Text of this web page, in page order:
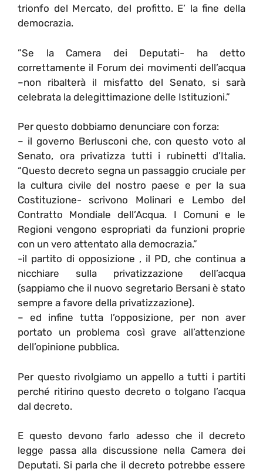
trionfo del Mercato, del profitto. E’ la fine della
democrazia.
”Se la Camera dei Deputati- ha detto
correttamente il Forum dei movimenti dell’acqua
–non ribalterà il misfatto del Senato, si sarà
celebrata la delegittimazione delle Istituzioni.”
Per questo dobbiamo denunciare con forza:
– il governo Berlusconi che, con questo voto al
Senato, ora privatizza tutti i rubinetti d’Italia.
“Questo decreto segna un passaggio cruciale per
la cultura civile del nostro paese e per la sua
Costituzione- scrivono Molinari e Lembo del
Contratto Mondiale dell’Acqua. I Comuni e le
Regioni vengono espropriati da funzioni proprie
con un vero attentato alla democrazia.”
-il partito di opposizione , il PD, che continua a
nicchiare sulla privatizzazione dell’acqua
(sappiamo che il nuovo segretario Bersani è stato
sempre a favore della privatizzazione).
– ed infine tutta l’opposizione, per non aver
portato un problema così grave all’attenzione
dell’opinione pubblica.
Per questo rivolgiamo un appello a tutti i partiti
perché ritirino questo decreto o tolgano l’acqua
dal decreto.
E questo devono farlo adesso che il decreto
legge passa alla discussione nella Camera dei
Deputati. Si parla che il decreto potrebbe essere